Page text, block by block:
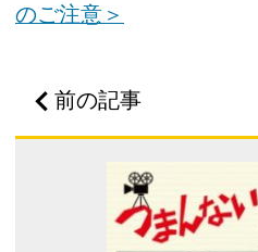
のご注意＞
前の記事